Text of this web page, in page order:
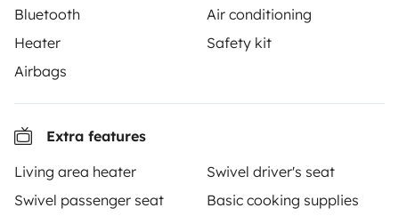
Bluetooth
Air conditioning
Heater
Safety kit
Airbags
Extra features
Living area heater
Swivel driver's seat
Swivel passenger seat
Basic cooking supplies
motorhome owners across the UK and Europe
together through a safe, trusted platform. Rent the
motorhome of your dreams with insurance and
roadside assistance included. Connect, explore, and